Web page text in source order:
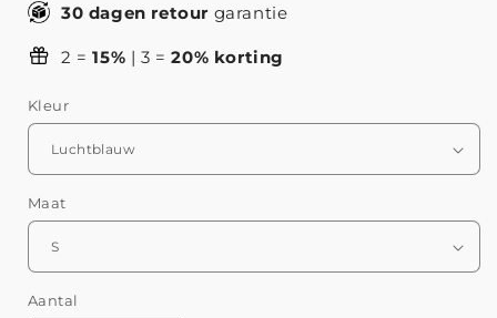
30 dagen retour garantie
2 =15% | 3 =20% korting
Kleur
Maat
Aantal